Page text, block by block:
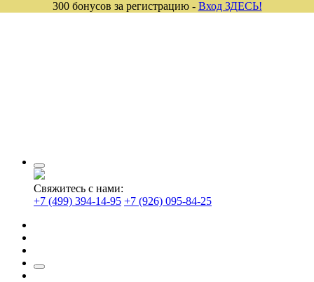
Свяжитесь с нами:
+7 (499) 394-14-95 +7 (926) 095-84-25
300 бонусов за регистрацию - Вход ЗДЕСЬ!